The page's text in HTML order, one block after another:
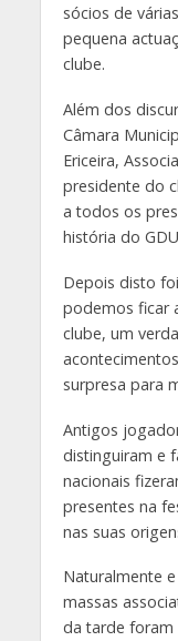
sócios de
pequena
clube.
Além dos
Câmara
Ericeira,
presidente do
a todos os
história do
Depois disto
podemos ficar
clube, um
surpresa para
Antigos
distinguiram e
nacionais
presentes na
nas suas
Naturalmente
massas
da tarde foram